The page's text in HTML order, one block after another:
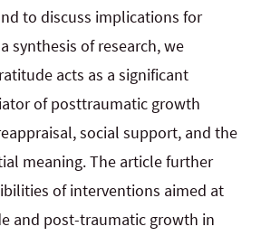
to discuss implications for
synthesis of research, we
acts as a significant
of posttraumatic growth
social support, and the
meaning. The article further
of interventions aimed at
and post-traumatic growth in